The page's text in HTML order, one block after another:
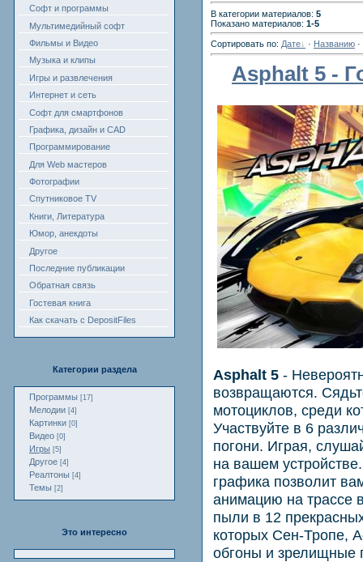
Софт и программы
Мультимедийный софт
Фильмы и Видео
Музыка и клипы
Игры и развлечения
Интернет и сеть
Софт для смартфонов
Графика, дизайн и CAD
Программирование
Для Web мастеров
Фотографии
Спутниковое TV
Книги, Литература
Юмор, анекдоты
Другое
Последние публикации
Обратная связь
Гостевая книга
Как скачать с DepositFiles
Категории раздела
Программы [17]
Мелодии [4]
Картинки [0]
Видео [0]
Игры [5]
Другое [4]
Реалтоны [4]
Темы [2]
Это интересно
В категории материалов: 5
Показано материалов: 1-5
Сортировать по: Дате · Названию ·
Asphalt 5 -
Asphalt 5 -
возвращаются.
мотоциклов, среди
Участвуйте в 6
погони. Играя,
на вашем
графика позволит
анимацию на трассе
пыли в 12
которых Сен-Тропе,
обгоны и зрелищные